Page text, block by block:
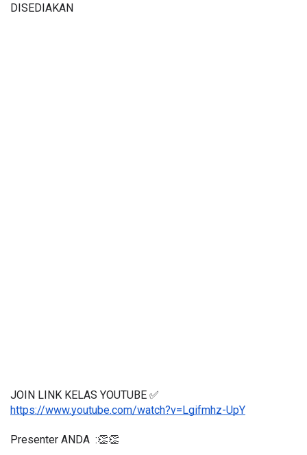
DISEDIAKAN
JOIN LINK KELAS YOUTUBE ✅
https://www.youtube.com/watch?v=Lgifmhz-UpY
Presenter ANDA  :👏👏